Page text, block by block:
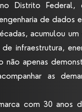
Distrito
de
acumulou
infraestrutura,
não apenas
as
com 30 anos